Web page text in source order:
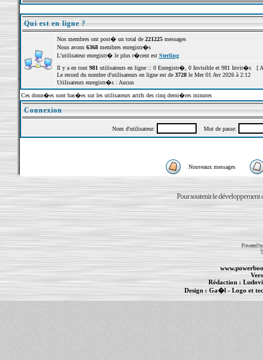
Qui est en ligne ?
Nos membres ont post� un total de 221225messages
Nous avons 6368membres enregistr�s
L'utilisateur enregistr� le plus r�cent est Sterling
Il y a en tout 981 utilisateurs en ligne :: 0 Enregistr�, 0 Invisible et 981 Invit�s [
Le record du nombre d'utilisateurs en ligne est de 3728le Mer 01 Avr 2026 à 2:12
Utilisateurs enregistr�s : Aucun
Ces donn�es sont bas�es sur les utilisateurs actifs des cinq derni�res minutes
Connexion
Nom d'utilisateur: Mot de passe:
Nouveaux messages
Pour soutenir le développement
Powered
Rédaction :
Design : Ga�l- Logo et